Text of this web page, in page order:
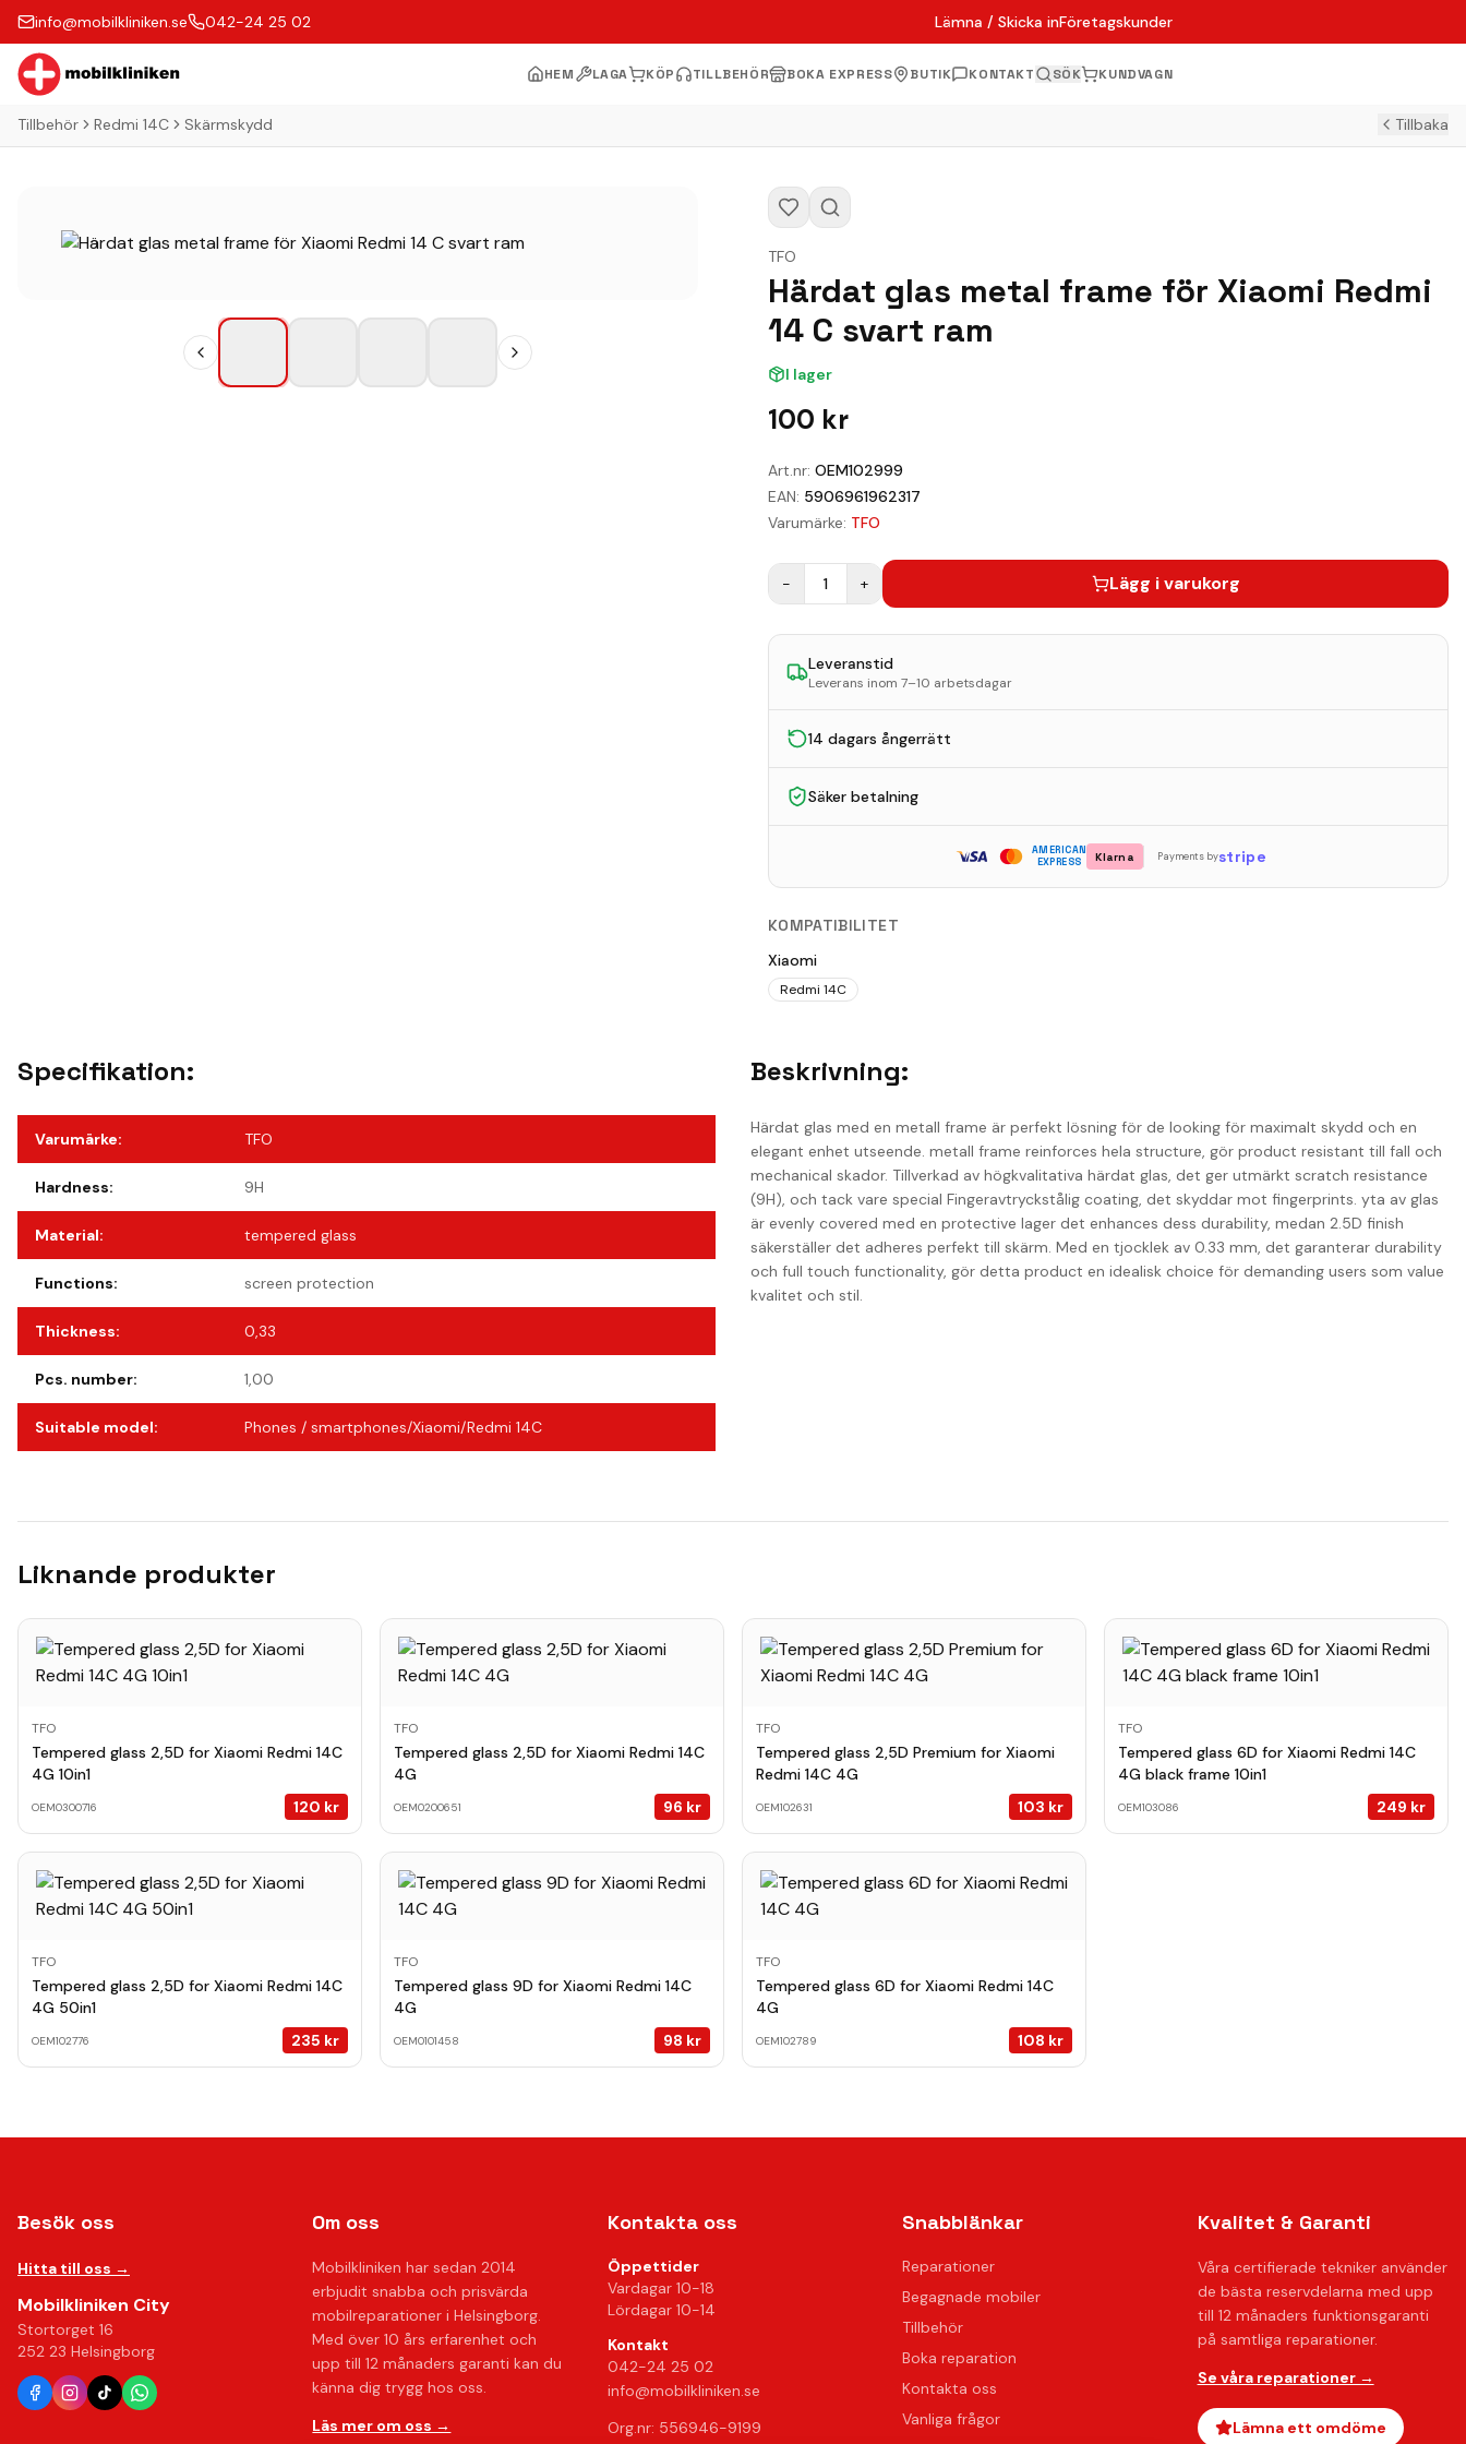
info@mobilkliniken.se 042-24 25 02 Lämna / Skicka inFöretagskunder
HEM LAGA KÖP TILLBEHÖR BOKA EXPRESS BUTIK KONTAKT SÖK KUNDVAGN
Tillbehör Redmi 14C Skärmskydd Tillbaka
TFO
Härdat glas metal frame för Xiaomi Redmi
14 C svart ram
I lager
100 kr
Art.nr: OEM102999
EAN: 5906961962317
Varumärke: TFO
− 1 + Lägg i varukorg
Leveranstid
Leverans inom 7–10 arbetsdagar
14 dagars ångerrätt
Säker betalning
AMERICAN
EXPRESS
Klarna Payments bystripe
KOMPATIBILITET
Xiaomi
Redmi 14C
Specifikation:
Varumärke: TFO
Hardness: 9H
Material: tempered glass
Functions: screen protection
Thickness: 0,33
Pcs. number: 1,00
Suitable model: Phones / smartphones/Xiaomi/Redmi 14C
Beskrivning:
Härdat glas med en metall frame är perfekt lösning för de looking för maximalt skydd och en
elegant enhet utseende. metall frame reinforces hela structure, gör product resistant till fall och
mechanical skador. Tillverkad av högkvalitativa härdat glas, det ger utmärkt scratch resistance
(9H), och tack vare special Fingeravtryckstålig coating, det skyddar mot fingerprints. yta av glas
är evenly covered med en protective lager det enhances dess durability, medan 2.5D finish
säkerställer det adheres perfekt till skärm. Med en tjocklek av 0.33 mm, det garanterar durability
och full touch functionality, gör detta product en idealisk choice för demanding users som value
kvalitet och stil.
Liknande produkter
TFO
Tempered glass 2,5D for Xiaomi Redmi 14C
4G 10in1
OEM0300716 120 kr
TFO
Tempered glass 2,5D for Xiaomi Redmi 14C
4G
OEM0200651 96 kr
TFO
Tempered glass 2,5D Premium for Xiaomi
Redmi 14C 4G
OEM102631 103 kr
TFO
Tempered glass 6D for Xiaomi Redmi 14C
4G black frame 10in1
OEM103086 249 kr
TFO
Tempered glass 2,5D for Xiaomi Redmi 14C
4G 50in1
OEM102776 235 kr
TFO
Tempered glass 9D for Xiaomi Redmi 14C
4G
OEM0101458 98 kr
TFO
Tempered glass 6D for Xiaomi Redmi 14C
4G
OEM102789 108 kr
Besök oss
Hitta till oss →
Mobilkliniken City
Stortorget 16
252 23 Helsingborg
Om oss
Mobilkliniken har sedan 2014
erbjudit snabba och prisvärda
mobilreparationer i Helsingborg.
Med över 10 års erfarenhet och
upp till 12 månaders garanti kan du
känna dig trygg hos oss.
Läs mer om oss →
Kontakta oss
Öppettider
Vardagar 10-18
Lördagar 10-14
Kontakt
042-24 25 02
info@mobilkliniken.se
Org.nr: 556946-9199
Snabblänkar
Reparationer
Begagnade mobiler
Tillbehör
Boka reparation
Kontakta oss
Vanliga frågor
Kvalitet & Garanti
Våra certifierade tekniker använder
de bästa reservdelarna med upp
till 12 månaders funktionsgaranti
på samtliga reparationer.
Se våra reparationer →
Lämna ett omdöme